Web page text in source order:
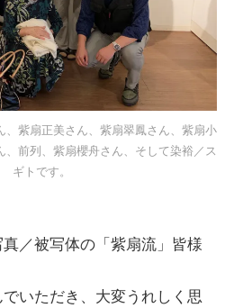
、紫扇正美さん、紫扇翠鳳さん、紫扇小
、前列、紫扇櫻舟さん、そして染裕／ス
ギトです。
／被写体の「紫扇流」皆様
いただき、大変うれしく思